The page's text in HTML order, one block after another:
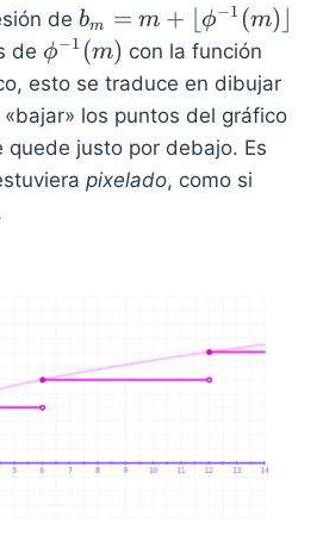
de b
_
m
=
m
+
\l
hi
1
bm = m + ⌊ ϕ−1 (m)⌋
de \
p
hi
^
{-
1
ϕ−1 (m) con la función
esto se traduce en dibujar
«bajar» los puntos del gráfico
quede justo por debajo. Es
pixelado, como si